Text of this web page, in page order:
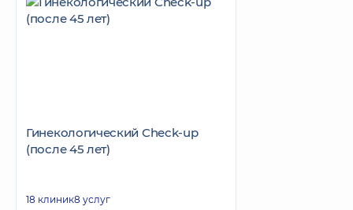
Гинекологический Check-up
(после 45 лет)
18 клиник8 услуг